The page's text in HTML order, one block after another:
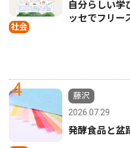
社会
自分らしい
ッセでフリー
4
藤沢
2026.07.29
発酵食品と